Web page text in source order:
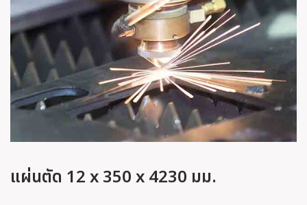
แผ่นตัด 12 x 350 x 4230 มม.